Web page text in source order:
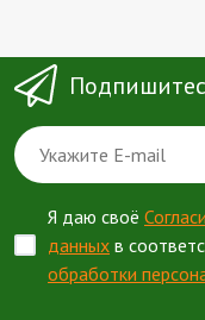
Я даю своё
данных в
обработки